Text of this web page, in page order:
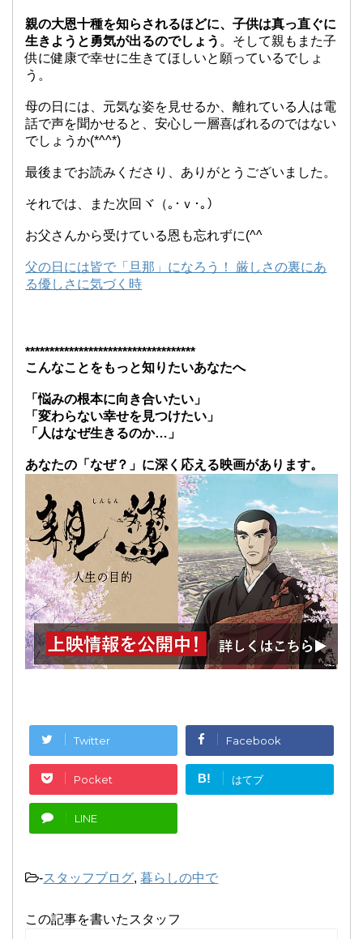
親の大恩十種を知らされるほどに、子供は真っ直ぐに
生きようと勇気が出るのでしょう 。そして親もまた子
供に健康で幸せに生きてほしいと願っているでしょ
う。
母の日には、元気な姿を見せるか、離れている人は電
話で声を聞かせると、安心し一層喜ばれるのではない
でしょうか(*^^*)
最後までお読みくださり、ありがとうございました。
それでは、また次回ヾ（｡･ｖ･｡）
お父さんから受けている恩も忘れずに(^^ゞ
父の日には皆で「旦那」になろう！ 厳しさの裏にあ
る優しさに気づく時
***********************************
こんなことをもっと知りたいあなたへ
「悩みの根本に向き合いたい」
「変わらない幸せを見つけたい」
「人はなぜ生きるのか…」
あなたの「なぜ？」に深く応える映画があります。
Twitter Facebook
Pocket B! はてブ
LINE
-スタッフブログ,暮らしの中で
この記事を書いたスタッフ